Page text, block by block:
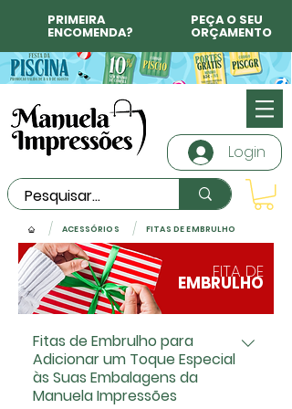
PRIMEIRA
ENCOMENDA?
PEÇA O SEU
ORÇAMENTO
Login
/ ACESSÓRIOS / FITAS DE EMBRULHO
FITA DE
EMBRULHO
Fitas de Embrulho para
Adicionar um Toque Especial
às Suas Embalagens da
Manuela Impressões